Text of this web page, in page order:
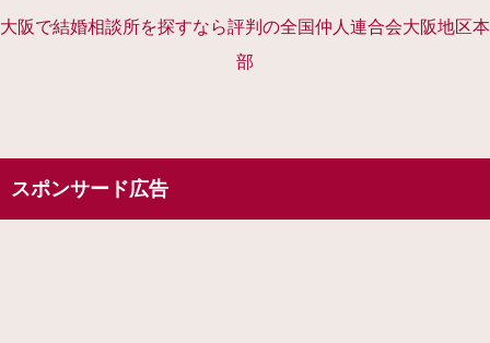
大阪で結婚相談所を探すなら評判の全国仲人連合会大阪地区本
部
スポンサード広告